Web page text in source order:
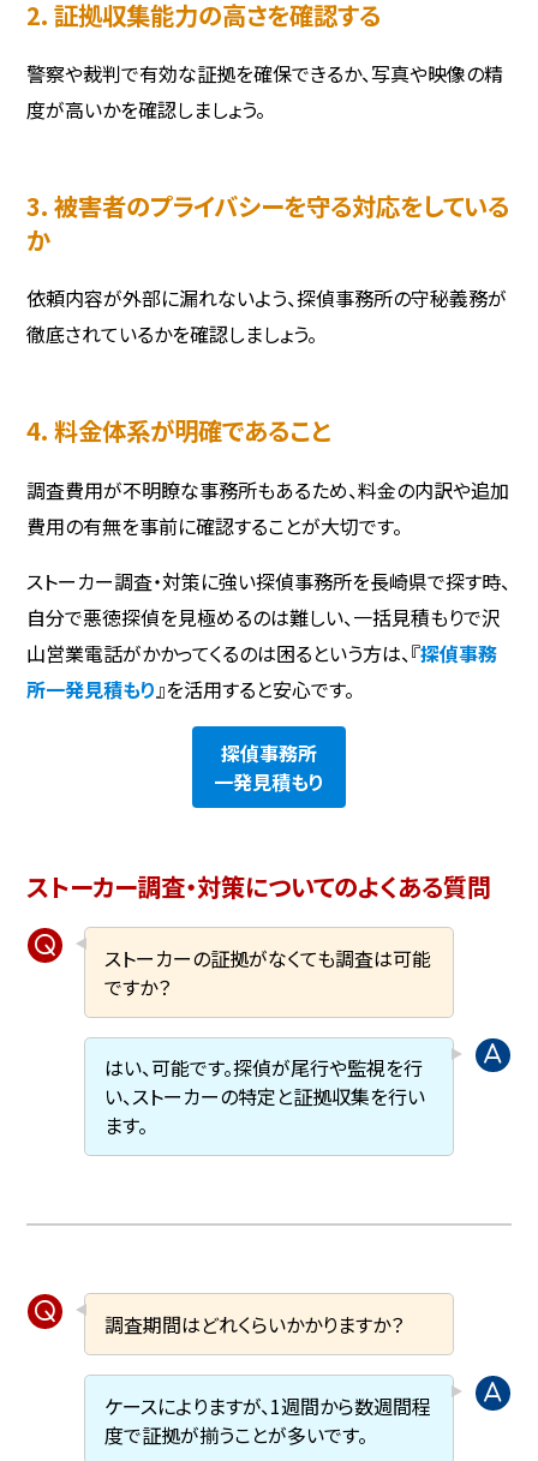
2. 証拠収集能力の高さを確認する
警察や裁判で有効な証拠を確保できるか、写真や映像の精
度が高いかを確認しましょう。
3. 被害者のプライバシーを守る対応をしている
か
依頼内容が外部に漏れないよう、探偵事務所の守秘義務が
徹底されているかを確認しましょう。
4. 料金体系が明確であること
調査費用が不明瞭な事務所もあるため、料金の内訳や追加
費用の有無を事前に確認することが大切です。
ストーカー調査・対策に強い探偵事務所を長崎県で探す時、
自分で悪徳探偵を見極めるのは難しい、一括見積もりで沢
山営業電話がかかってくるのは困るという方は、『探偵事務
所一発見積もり 』を活用すると安心です。
探偵事務所
一発見積もり
ストーカー調査・対策についてのよくある質問
ストーカーの証拠がなくても調査は可能
ですか？
はい、可能です。探偵が尾行や監視を行
い、ストーカーの特定と証拠収集を行い
ます。
調査期間はどれくらいかかりますか？
ケースによりますが、1週間から数週間程
度で証拠が揃うことが多いです。